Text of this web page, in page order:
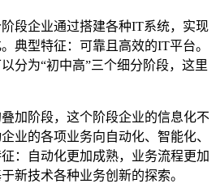
段企业通过搭建各种IT系统，实现
典型特征：可靠且高效的IT平台。
分为“初中高”三个细分阶段，这里
加阶段，这个阶段企业的信息化不
业的各项业务向自动化、智能化、
：自动化更加成熟，业务流程更加
新技术各种业务创新的探索。